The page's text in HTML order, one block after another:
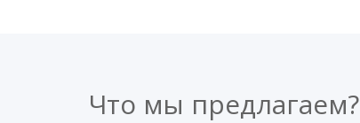
Что мы предлагаем?